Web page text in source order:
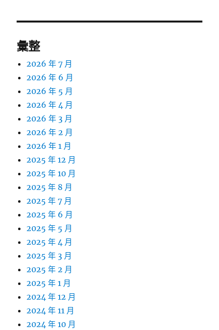
彙整
2026 年 7 月
2026 年 6 月
2026 年 5 月
2026 年 4 月
2026 年 3 月
2026 年 2 月
2026 年 1 月
2025 年 12 月
2025 年 10 月
2025 年 8 月
2025 年 7 月
2025 年 6 月
2025 年 5 月
2025 年 4 月
2025 年 3 月
2025 年 2 月
2025 年 1 月
2024 年 12 月
2024 年 11 月
2024 年 10 月